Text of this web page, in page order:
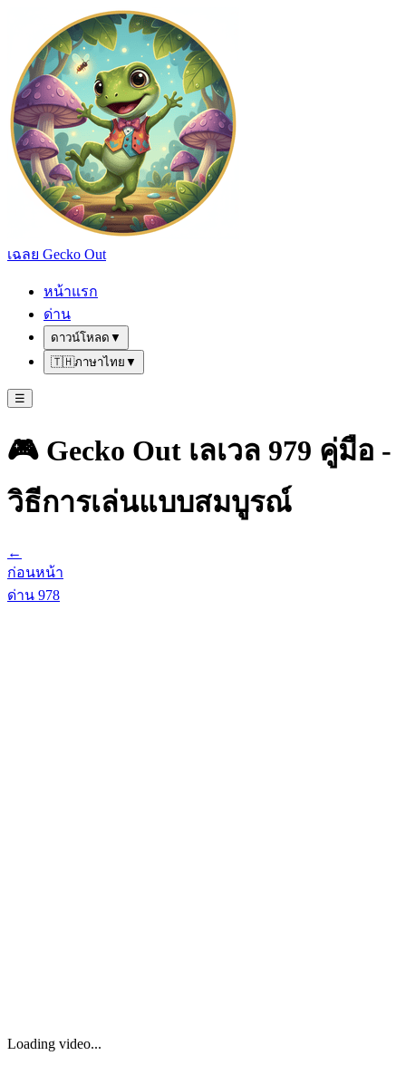
เฉลย Gecko Out
หน้าแรก
ด่าน
ดาวน์โหลด ▼
🇹🇭ภาษาไทย ▼
☰
🎮 Gecko Out เลเวล 979 คู่มือ -
วิธีการเล่นแบบสมบูรณ์
←
ก่อนหน้า
ด่าน 978
Loading video...